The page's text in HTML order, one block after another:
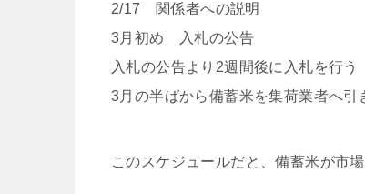
2/17 関係者への説明
3月初め 入札の公告
入札の公告より2週間後に入札を行う
3月の半ばから備蓄米を集荷業者へ引
このスケジュールだと、備蓄米が市